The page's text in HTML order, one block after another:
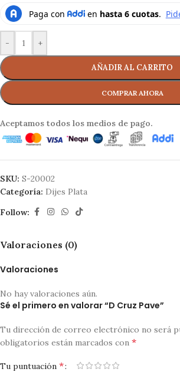
- +
AÑADIR AL CARRITO
Aceptamos todos los medios de pago.
SKU: S-20002
Categoría: Dijes Plata
Follow:
Valoraciones (0)
Valoraciones
No hay valoraciones aún.
Sé el primero en valorar “D Cruz Pave”
Tu dirección de correo electrónico no será
obligatorios están marcados con *
Tu puntuación *